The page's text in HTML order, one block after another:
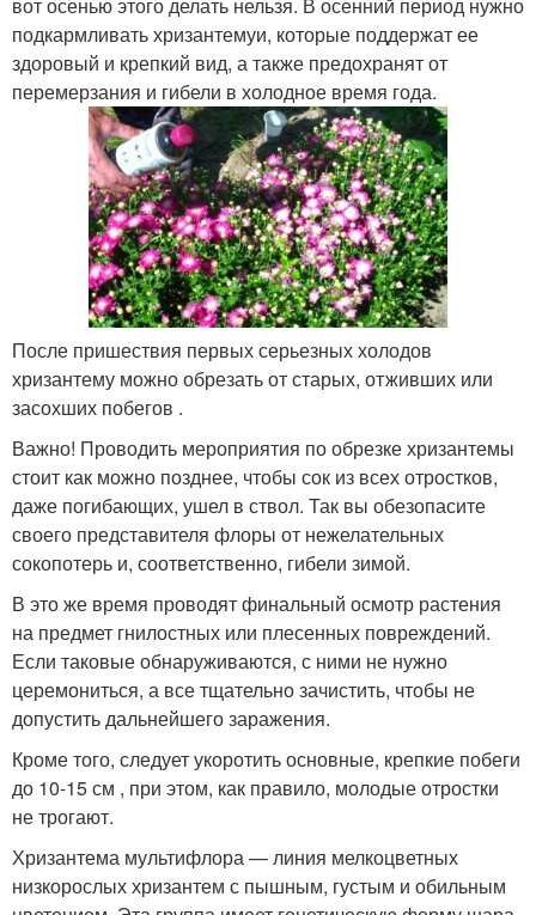
подкармливать хризантемуи, которые поддержат ее
здоровый и крепкий вид, а также предохранят от
перемерзания и гибели в холодное время года.
После пришествия первых серьезных холодов
хризантему можно обрезать от старых, отживших или
засохших побегов .
Важно! Проводить мероприятия по обрезке хризантемы
стоит как можно позднее, чтобы сок из всех отростков,
даже погибающих, ушел в ствол. Так вы обезопасите
своего представителя флоры от нежелательных
сокопотерь и, соответственно, гибели зимой.
В это же время проводят финальный осмотр растения
на предмет гнилостных или плесенных повреждений.
Если таковые обнаруживаются, с ними не нужно
церемониться, а все тщательно зачистить, чтобы не
допустить дальнейшего заражения.
Кроме того, следует укоротить основные, крепкие побеги
до 10-15 см , при этом, как правило, молодые отростки
не трогают.
Хризантема мультифлора — линия мелкоцветных
низкорослых хризантем с пышным, густым и обильным